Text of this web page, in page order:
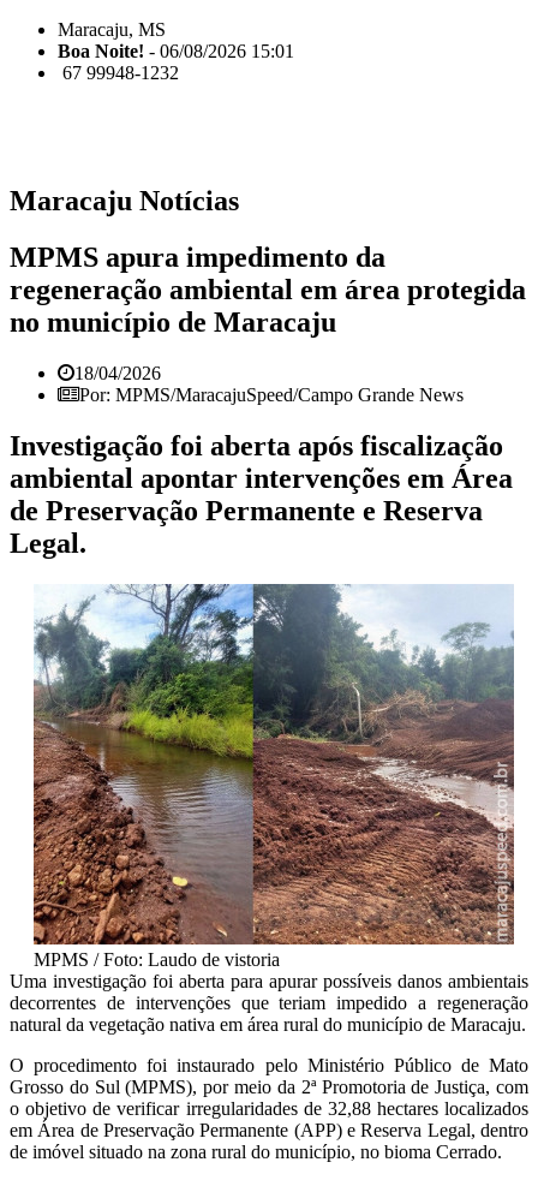
Maracaju, MS
Boa Noite! - 06/08/2026 15:01
67 99948-1232
Maracaju Notícias
MPMS apura impedimento da
regeneração ambiental em área protegida
no município de Maracaju
18/04/2026
Por: MPMS/MaracajuSpeed/Campo Grande News
Investigação foi aberta após fiscalização
ambiental apontar intervenções em Área
de Preservação Permanente e Reserva
Legal.
MPMS / Foto: Laudo de vistoria
Uma investigação foi aberta para apurar possíveis danos ambientais
decorrentes de intervenções que teriam impedido a regeneração
natural da vegetação nativa em área rural do município de Maracaju.
O procedimento foi instaurado pelo Ministério Público de Mato
Grosso do Sul (MPMS), por meio da 2ª Promotoria de Justiça, com
o objetivo de verificar irregularidades de 32,88 hectares localizados
em Área de Preservação Permanente (APP) e Reserva Legal, dentro
de imóvel situado na zona rural do município, no bioma Cerrado.